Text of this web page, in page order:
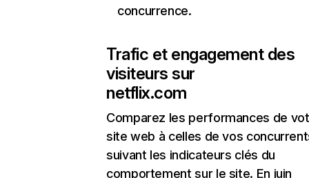
concurrence.
Trafic et engagement des
visiteurs sur
netflix.com
Comparez les performances de
site web à celles de vos
suivant les indicateurs clés du
comportement sur le site. En juin